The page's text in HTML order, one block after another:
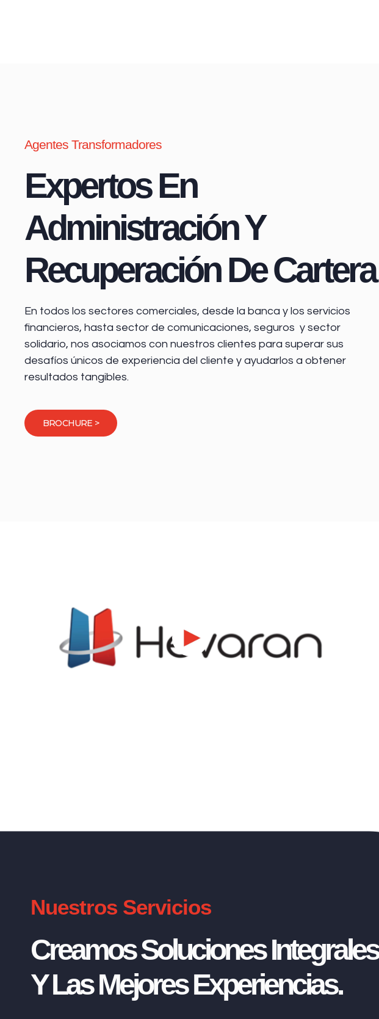
Agentes Transformadores
Expertos En
Administración Y
Recuperación De Cartera
En todos los sectores comerciales, desde la banca y los servicios
financieros, hasta sector de comunicaciones, seguros y sector
solidario, nos asociamos con nuestros clientes para superar sus
desafíos únicos de experiencia del cliente y ayudarlos a obtener
resultados tangibles.
BROCHURE >
Nuestros Servicios
Creamos Soluciones Integrales
Y Las Mejores Experiencias.